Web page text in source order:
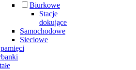
Biurkowe
Stacje
dokujące
Samochodowe
Sieciowe